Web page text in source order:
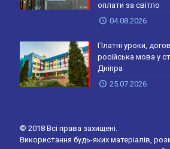
оплати за світло
04.08.2026
Платні уроки,
російська мова у
Дніпра
25.07.2026
© 2018 Всі права захищені.
Використання будь-яких матеріалів,